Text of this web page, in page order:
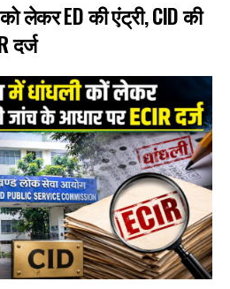
को लेकर ED की एंट्री, CID की
दर्ज